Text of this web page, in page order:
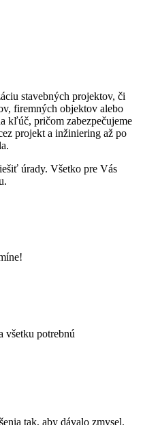
stavebných projektov, či
firemných objektov alebo
kľúč, pričom zabezpečujeme
projekt a inžiniering až po
úrady. Všetko pre Vás
všetku potrebnú
tak, aby dávalo zmysel.